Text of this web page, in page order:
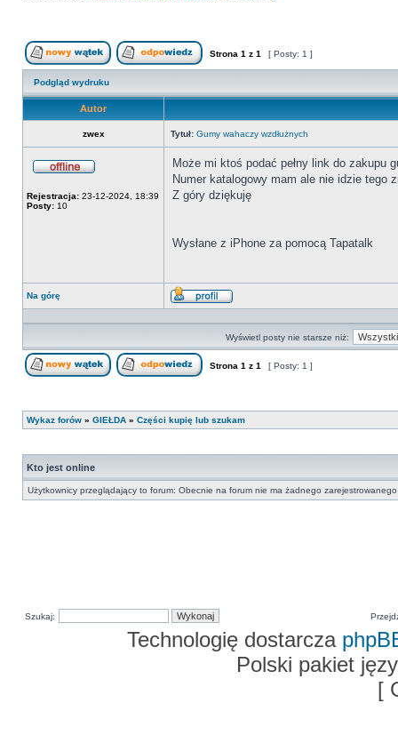
Nowy temat Odpowiedz w temacie
Strona 1 z 1 [ Posty: 1 ]
Podgląd wydruku
Autor
zwex Tytuł: Gumy wahaczy wzdłużnych
Rejestracja: 23-12-2024, 18:39
Posty: 10
Może mi ktoś podać pełny link do zakupu
Numer katalogowy mam ale nie idzie tego
Z góry dziękuję
Wysłane z iPhone za pomocą Tapatalk
Na górę
Wyświetl
Wyświetl posty nie starsze niż:
Strona 1 z 1 [ Posty: 1 ]
Wykaz forów » GIEŁDA » Części kupię lub szukam
Kto jest online
Użytkownicy przeglądający to forum: Obecnie na forum nie ma żadnego
Szukaj:
Technologię dostarcza
Polski pakiet
[